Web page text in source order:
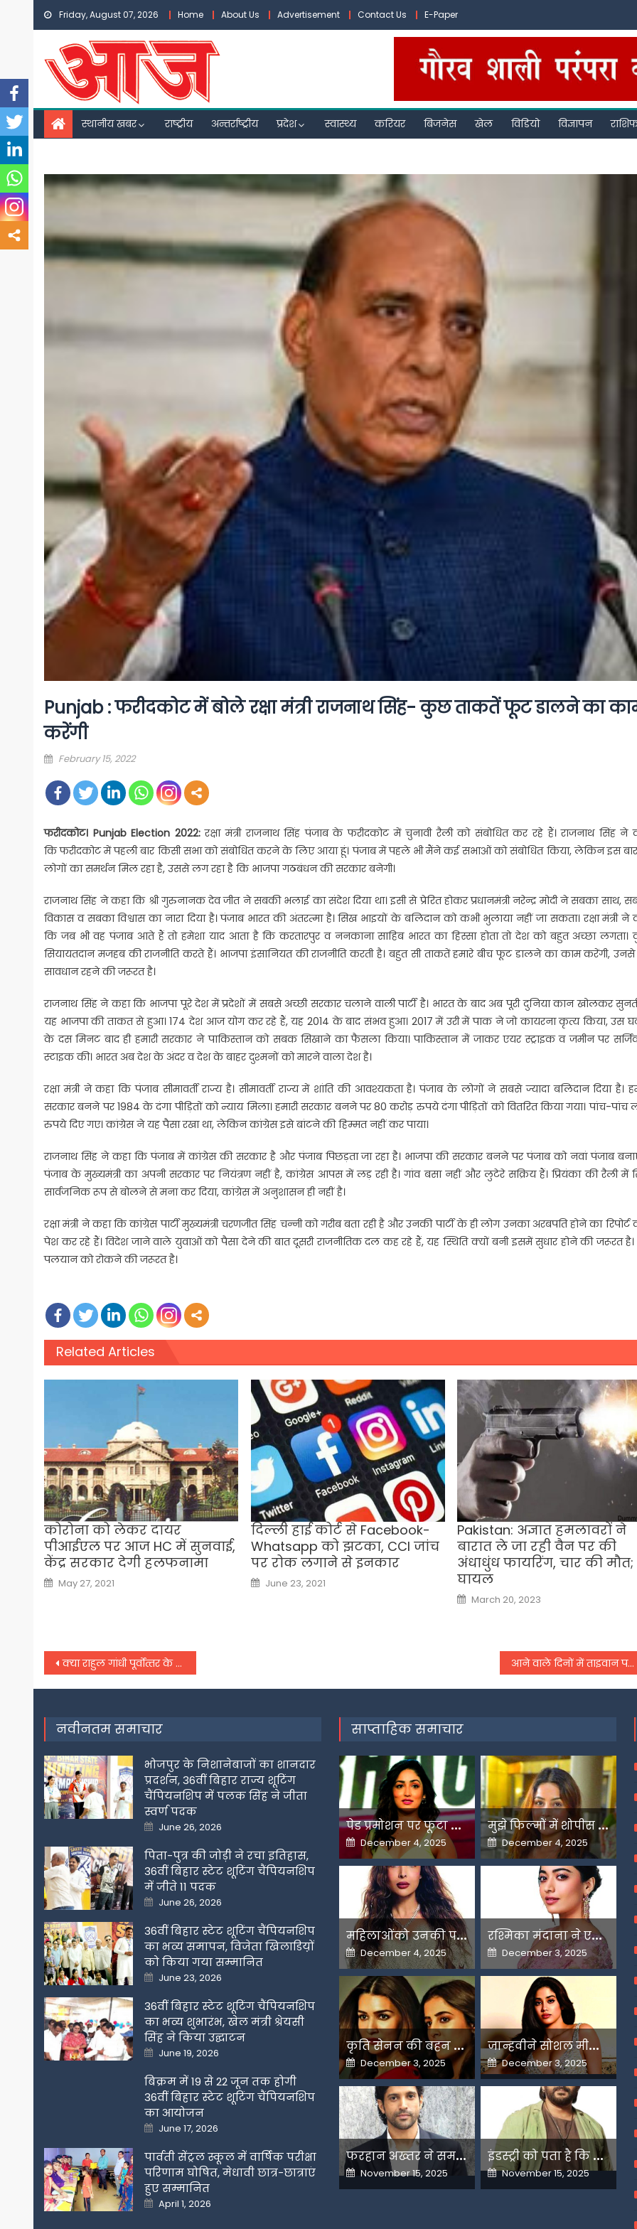
Skip
content
Friday, August 07, 2026 Home About Us Advertisement Contact Us E-Paper
स्थानीय खबर राष्ट्रीय अन्तर्राष्ट्रीय प्रदेश स्वास्थ्य करियर बिजनेस खेल विडियो विज्ञापन
Punjab : फरीदकोट में बोले रक्षा मंत्री राजनाथ सिंह- कुछ ताकतें फूट डालने का
करेंगी
Posted
February 15, 2022
फरीदकोट। Punjab Election 2022:रक्षा मंत्री राजनाथ सिंह पंजाब के फरीदकोट में चुनावी रैली को संबोधित कर रहे हैं। राजनाथ सिंह ने
कि फरीदकोट में पहली बार किसी सभा को संबोधित करने के लिए आया हूं। पंजाब में पहले भी मैंने कई सभाओं को संबोधित किया, लेकिन इस
लोगों का समर्थन मिल रहा है, उससे लग रहा है कि भाजपा गठबंधन की सरकार बनेगी।
राजनाथ सिंह ने कहा कि श्री गुरुनानक देव जीत ने सबकी भलाई का संदेश दिया था। इसी से प्रेरित होकर प्रधानमंत्री नरेन्द्र मोदी ने सबका साथ,
विकास व सबका विश्वास का नारा दिया है। पंजाब भारत की अंतरत्मा है। सिख भाइयों के बलिदान को कभी भुलाया नहीं जा सकता। रक्षा मंत्री ने
कि जब भी वह पंजाब आते हैं तो हमेशा याद आता है कि करतारपुर व ननकाना साहिब भारत का हिस्सा होता तो देश को बहुत अच्छा
सियायतदान मजहब की राजनीति करते हैं। भाजपा इंसानियत की राजनीति करती है। बहुत सी ताकतें हमारे बीच फूट डालने का काम करेंगी,
सावधान रहने की जरूरत है।
राजनाथ सिंह ने कहा कि भाजपा पूरे देश में प्रदेशों में सबसे अच्छी सरकार चलाने वाली पार्टी है। भारत के बाद अब पूरी दुनिया कान खोलकर
यह भाजपा की ताकत से हुआ। 174 देश आज योग कर रहे हैं, यह 2014 के बाद संभव हुआ। 2017 में उरी में पाक ने जो कायरना कृत्य किया, उस
के दस मिनट बाद ही हमारी सरकार ने पाकिस्तान को सबक सिखाने का फैसला किया। पाकिस्तान मेंं जाकर एयर स्ट्राइक व जमीन पर
स्टाइक की। भारत अब देश के अंदर व देश के बाहर दुश्मनों को मारने वाला देश है।
रक्षा मंत्री ने कहा कि पंजाब सीमावर्ती राज्य है। सीमावर्ती राज्य में शांति की आवश्यकता है। पंजाब के लोगों ने सबसे ज्यादा बलिदान दिया है।
सरकार बनने पर 1984 के दंगा पीड़ितों को न्याय मिला। हमारी सरकार बनने पर 80 करोड़ रुपये दंगा पीड़ितों को वितरित किया गया। पांच-पांच
रुपये दिए गए। कांग्रेस ने यह पैसा रखा था, लेकिन कांग्रेस इसे बांटने की हिम्मत नहीं कर पाया।
राजनाथ सिंह ने कहा कि पंजाब में कांग्रेस की सरकार है और पंजाब पिछड़ता जा रहा है। भाजपा की सरकार बनने पर पंजाब को नवां पंजाब
पंजाब के मुख्यमंत्री का अपनी सरकार पर नियंत्रण नहीं है, कांग्रेस आपस में लड़ रही है। गांव बसा नहीं और लुटेरे सक्रिय हैं। प्रियंका की रैली में
सार्वजनिक रूप से बोलने से मना कर दिया, कांग्रेस में अनुशासन ही नहीं है।
रक्षा मंत्री ने कहा कि कांग्रेस पार्टी मुख्यमंत्री चरणजीत सिंह चन्नी को गरीब बता रही है और उनकी पार्टी के ही लोग उनका अरबपति होने का रिपोर्ट
पेश कर रहे हैं। विदेश जाने वाले युवाओं को पैसा देने की बात दूसरी राजनीतिक दल कह रहे हैं, यह स्थिति क्यों बनी इसमें सुधार होने की जरूरत
पलयान को रोकने की जरूरत है।
Related Articles
कोरोना को लेकर दायर
पीआईएल पर आज HC में सुनवाई,
केंद्र सरकार देगी हलफनामा
Posted
on
May 27, 2021
दिल्ली हाई कोर्ट से Facebook-
Whatsapp को झटका, CCI जांच
पर रोक लगाने से इनकार
Posted
on
June 23, 2021
Pakistan: अज्ञात हमलावरों ने
बारात ले जा रही वैन पर की
अंधाधुंध फायरिंग, चार की मौत;
घायल
Posted
on
March 20, 2023
Post
navigation
क्‍या राहुल गांधी पूर्वोत्‍तर के राज्‍यों को भारत का हिस्सा नहीं मानते.. असम की भाजपा महिला मोर्चा ने पूछे सवाल, दर्ज कराई शिकायत आने वाले दिनों में ताइवान पर और आक्रामक हो सकता है चीन, आ सकती है युद्ध की नौबत
नवीनतम समाचार
भोजपुर के निशानेबाजों का शानदार
प्रदर्शन, 36वीं बिहार राज्य शूटिंग
चैंपियनशिप में पलक सिंह ने जीता
स्वर्ण पदक
Posted
on
June 26, 2026
पिता-पुत्र की जोड़ी ने रचा इतिहास,
36वीं बिहार स्टेट शूटिंग चैंपियनशिप
में जीते 11 पदक
Posted
on
June 26, 2026
36वीं बिहार स्टेट शूटिंग चैंपियनशिप
का भव्य समापन, विजेता खिलाडिय़ों
को किया गया सम्मानित
Posted
on
June 23, 2026
36वीं बिहार स्टेट शूटिंग चैंपियनशिप
का भव्य शुभारंभ, खेल मंत्री श्रेयसी
सिंह ने किया उद्घाटन
Posted
on
June 19, 2026
बिक्रम में 19 से 22 जून तक होगी
36वीं बिहार स्टेट शूटिंग चैंपियनशिप
का आयोजन
Posted
on
June 17, 2026
पार्वती सेंट्रल स्कूल में वार्षिक परीक्षा
परिणाम घोषित, मेधावी छात्र-छात्राएं
हुए सम्मानित
Posted
on
April 1, 2026
साप्ताहिक समाचार
प
ेड प्रमोशन पर फूटा यामी गौतम का गुस्सा
Posted
on
December 4, 2025
म
ुझे फिल्मों में शोपीस की तरह इस्तेमाल किया गया-शहनाज गिल
Posted
on
December 4, 2025
म
हिलाओंको उनकी पसंद के लिए उन्हें जज किया जाता है-मलाइका
Posted
on
December 4, 2025
र
श्मिका मंदाना ने एआई के बढ़ते दुरुपयोग पर जतायी नाराजगी
Posted
on
December 3, 2025
क
ृति सेनन की बहन नूपुर अगले महीने करेंगी डेस्टिनेशन मैरिज
Posted
on
December 3, 2025
ज
ान्हवीने सोशल मीडियापर उठाये सवाल
Posted
on
December 3, 2025
फ
रहान अख्तर ने समझाया देशभक्ति और अंधभक्ति का फर्क
Posted
on
November 15, 2025
इ
ंडस्ट्री को पता है कि मैं कहीं नहीं जाने वाला-अरशद वारसी
Posted
on
November 15, 2025